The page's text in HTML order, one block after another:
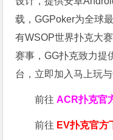
载，GGPoker为全球
有WSOP世界扑克大
赛事，GG扑克致力提
台，立即加入马上玩
前往ACR扑克官
前往 EV扑克官方